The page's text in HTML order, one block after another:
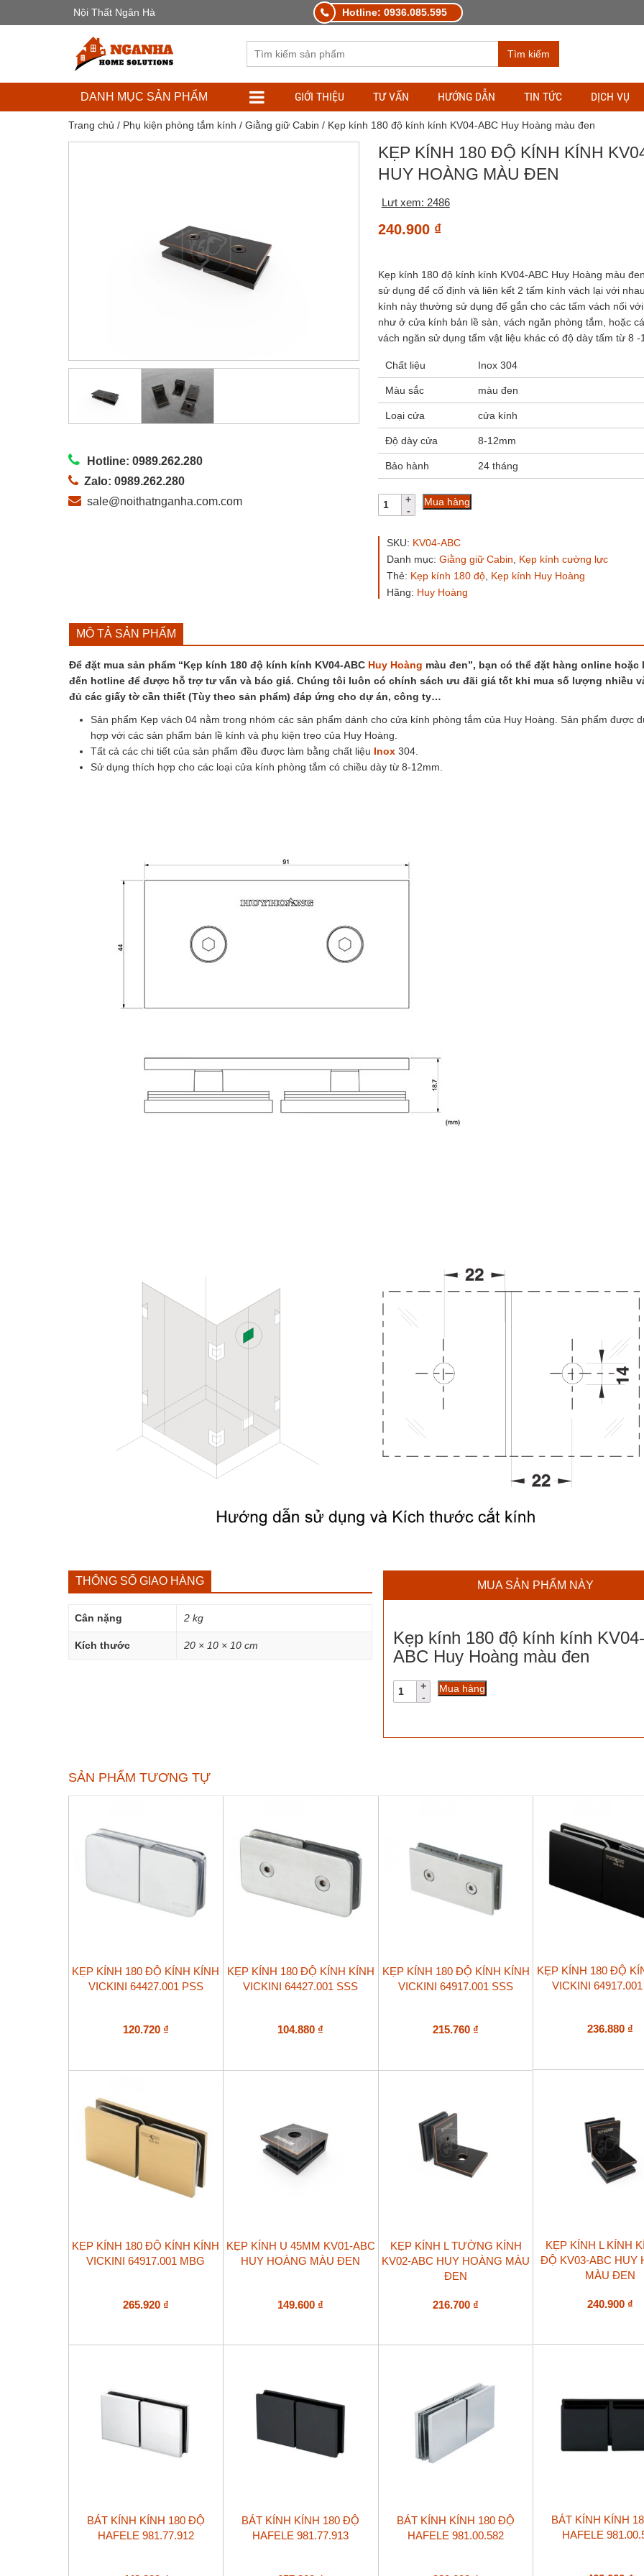
Nội Thất Ngân Hà Hotline: 0936.085.595
Tìm kiếm
DANH MỤC SẢN PHẨM GIỚI THIỆU TƯ VẤN HƯỚNG DẪN TIN TỨC DỊCH VỤ
Trang chủ / Phụ kiện phòng tắm kính / Giằng giữ Cabin / Kẹp kính 180 độ kính kính KV04-ABC Huy Hoàng màu đen
Hotline: 0989.262.280
Zalo: 0989.262.280
sale@noithatnganha.com.com
KẸP KÍNH 180 ĐỘ KÍNH KÍNH
HUY HOÀNG MÀU ĐEN
Lưt xem: 2486
240.900 ₫
Kẹp kính 180 độ kính kính KV04-ABC Huy Hoàng màu
sử dụng để cố định và liên kết 2 tấm kính vách lại với
kính này thường sử dụng để gắn cho các tấm vách nối
như ở cửa kính bản lề sàn, vách ngăn phòng tắm, hoặc
vách ngăn sử dụng tấm vật liệu khác có độ dày tấm từ 8 -
Chất liệu Inox 304
Màu sắc màu đen
Loại cửa cửa kính
Độ dày cửa 8-12mm
Bảo hành 24 tháng
Kẹp
độ
kính
KV04-
ABC
lượng
Mua hàng
SKU: KV04-ABC
Danh mục: Giằng giữ Cabin
Kẹp kính cường lực
Thẻ: Kẹp kính 180 độ, Kẹp kính Huy Hoàng
Hãng: Huy Hoàng
MÔ TẢ SẢN PHẨM
Để đặt mua sản phẩm “Kẹp kính 180 độ kính kính KV04-ABC Huy Hoàng màu đen”, bạn có thể đặt hàng online hoặc
đến hotline để được hỗ trợ tư vấn và báo giá. Chúng tôi luôn có chính sách ưu đãi giá tốt khi mua số lượng nhiều
đủ các giấy tờ cần thiết (Tùy theo sản phẩm) đáp ứng cho dự án, công ty…
Sản phẩm Kẹp vách 04 nằm trong nhóm các sản phẩm dánh cho cửa kính phòng tắm của Huy Hoàng. Sản phẩm được
hợp với các sản phẩm bản lề kính và phụ kiện treo của Huy Hoàng.
Tất cả các chi tiết của sản phẩm đều được làm bằng chất liệu Inox304.
Sử dụng thích hợp cho các loại cửa kính phòng tắm có chiều dày từ 8-12mm.
THÔNG SỐ GIAO HÀNG
Cân nặng 2 kg
Kích thước 20 × 10 × 10 cm
MUA SẢN PHẨM NÀY
Kẹp kính 180 độ kính kính KV04-
ABC Huy Hoàng màu đen
Kẹp
kính
lượng
Mua hàng
SẢN PHẨM TƯƠNG TỰ
KẸP KÍNH 180 ĐỘ KÍNH KÍNH
VICKINI 64427.001 PSS
120.720 ₫
KẸP KÍNH 180 ĐỘ KÍNH KÍNH
VICKINI 64427.001 SSS
104.880 ₫
KẸP KÍNH 180 ĐỘ KÍNH KÍNH
VICKINI 64917.001 SSS
215.760 ₫
KẸP KÍNH 180 ĐỘ
VICKINI
236.880 ₫
KẸP KÍNH 180 ĐỘ KÍNH KÍNH
VICKINI 64917.001 MBG
265.920 ₫
KẸP KÍNH U 45MM KV01-ABC
HUY HOÀNG MÀU ĐEN
149.600 ₫
KẸP KÍNH L TƯỜNG KÍNH
KV02-ABC HUY HOÀNG MÀU
ĐEN
216.700 ₫
KẸP KÍNH L KÍNH
ĐỘ KV03-ABC HUY
MÀU ĐEN
240.900 ₫
BÁT KÍNH KÍNH 180 ĐỘ
HAFELE 981.77.912
BÁT KÍNH KÍNH 180 ĐỘ
HAFELE 981.77.913
BÁT KÍNH KÍNH 180 ĐỘ
HAFELE 981.00.582
BÁT KÍNH KÍNH
HAFELE